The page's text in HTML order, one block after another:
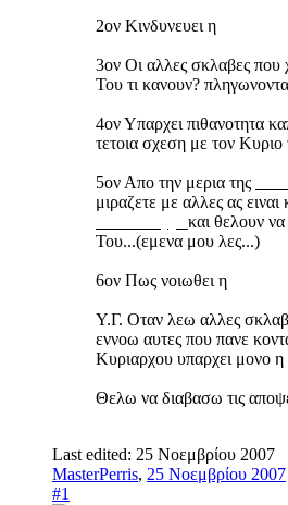
2ον Κινδυνευει η
3ον Οι αλλες σκλαβες που
Του τι κανουν?
4ον Υπαρχει πιθανοτητα
τετοια σχεση με τον Κυριο
5ον Απο την μερια της
μιραζετε με αλλες ας
και θελουν να
Του...(εμενα μου λες...)
6ον Πως νοιωθει η
Υ.Γ. Οταν λεω αλλες
εννοω αυτες που πανε
Κυριαρχου υπαρχει μονο η
Θελω να διαβασω τις
Last edited: 25 Νοεμβρίου 2007
MasterPerris, 25 Νοεμβρίου 2007
#1